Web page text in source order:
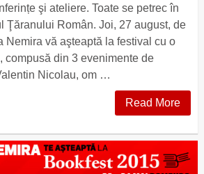
şi ateliere. Toate se petrec în
Ţăranului Român. Joi, 27 august, de
Nemira vă aşteaptă la festival cu o
compusă din 3 evenimente de
Nicolau, om …
Read More